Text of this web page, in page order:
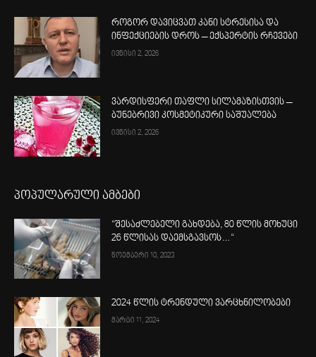
როგორ დავიცვათ კანი სტრესისა და
ინფექციების დროს – ექსპერტის რჩევები
ივნისი 2, 2026
ვარდისფერი თაფლი სილამაზისთვის –
ბუნებრივი კოსმეტიკური საშუალება
ივნისი 2, 2026
პოპულარული ამბები
“შესაძლებელი გახდება, 80 წლის მოხუცი
26 წლისას დაემსგავსოს…“
ნოემბერი 10, 2023
2024 წლის ტრენდული ვარცხნილობები
მარტი 11, 2024